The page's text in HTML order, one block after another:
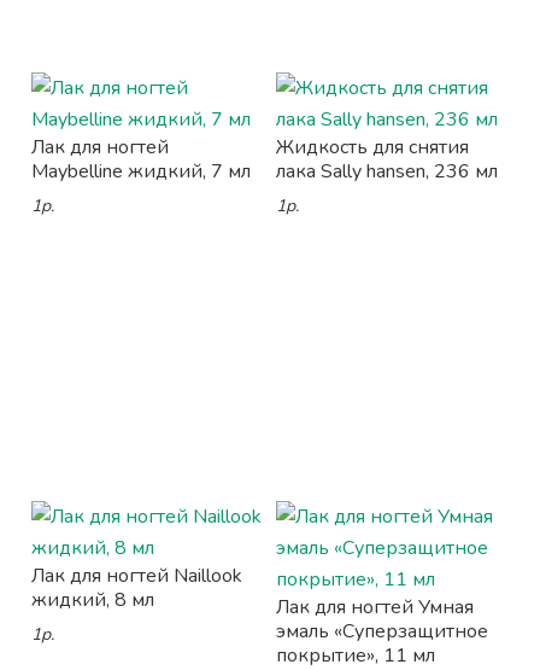
Лак для ногтей
Maybelline жидкий, 7 мл
1р.
Жидкость для снятия
лака Sally hansen, 236 мл
1р.
Лак для ногтей Naillook
жидкий, 8 мл
1р.
Лак для ногтей Умная
эмаль «Суперзащитное
покрытие», 11 мл